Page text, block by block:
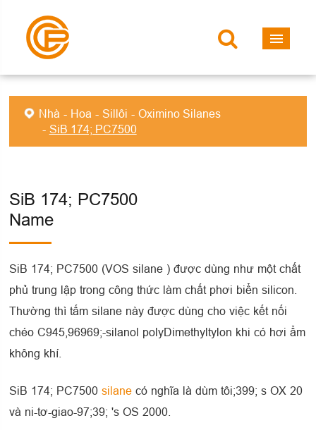
Nhà Hoa Sillôi
Oximino Silanes
SiB 174; PC7500
SiB 174; PC7500
Name
SiB 174; PC7500 (VOS silane ) được dùng như một chất
phủ trung lập trong công thức làm chất phơi biển silicon.
Thường thì tấm silane này được dùng cho việc kết nối
chéo C945,96969;-silanol polyDimethyltylon khi có hơi ẩm
không khí.
SiB 174; PC7500silanecó nghĩa là dùm tôi;399; s OX 20
và ni-tơ-giao-97;39; 's OS 2000.